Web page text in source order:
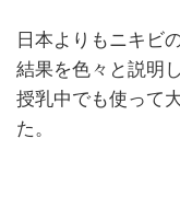
日本よりもニキビ
結果を色々と説明
授乳中でも使って
た。